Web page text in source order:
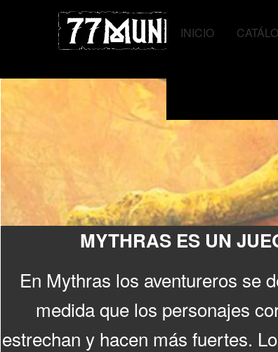
contenido
INICIO
MYTHRAS ES UN
En Mythras los aventureros se
medida que los personajes
estrechan y hacen más fuertes.